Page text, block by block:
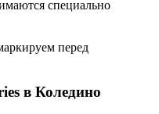
специально
перед
в Коледино